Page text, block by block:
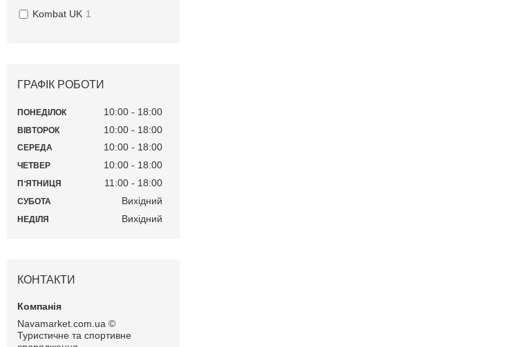
Kombat UK 1
ГРАФІК РОБОТИ
ПОНЕДІЛОК 10:00 18:00
ВІВТОРОК 10:00 18:00
СЕРЕДА 10:00 18:00
ЧЕТВЕР 10:00 18:00
ПʼЯТНИЦЯ 11:00 18:00
СУБОТА Вихідний
НЕДІЛЯ Вихідний
КОНТАКТИ
Navamarket.com.ua ©
Туристичне та спортивне